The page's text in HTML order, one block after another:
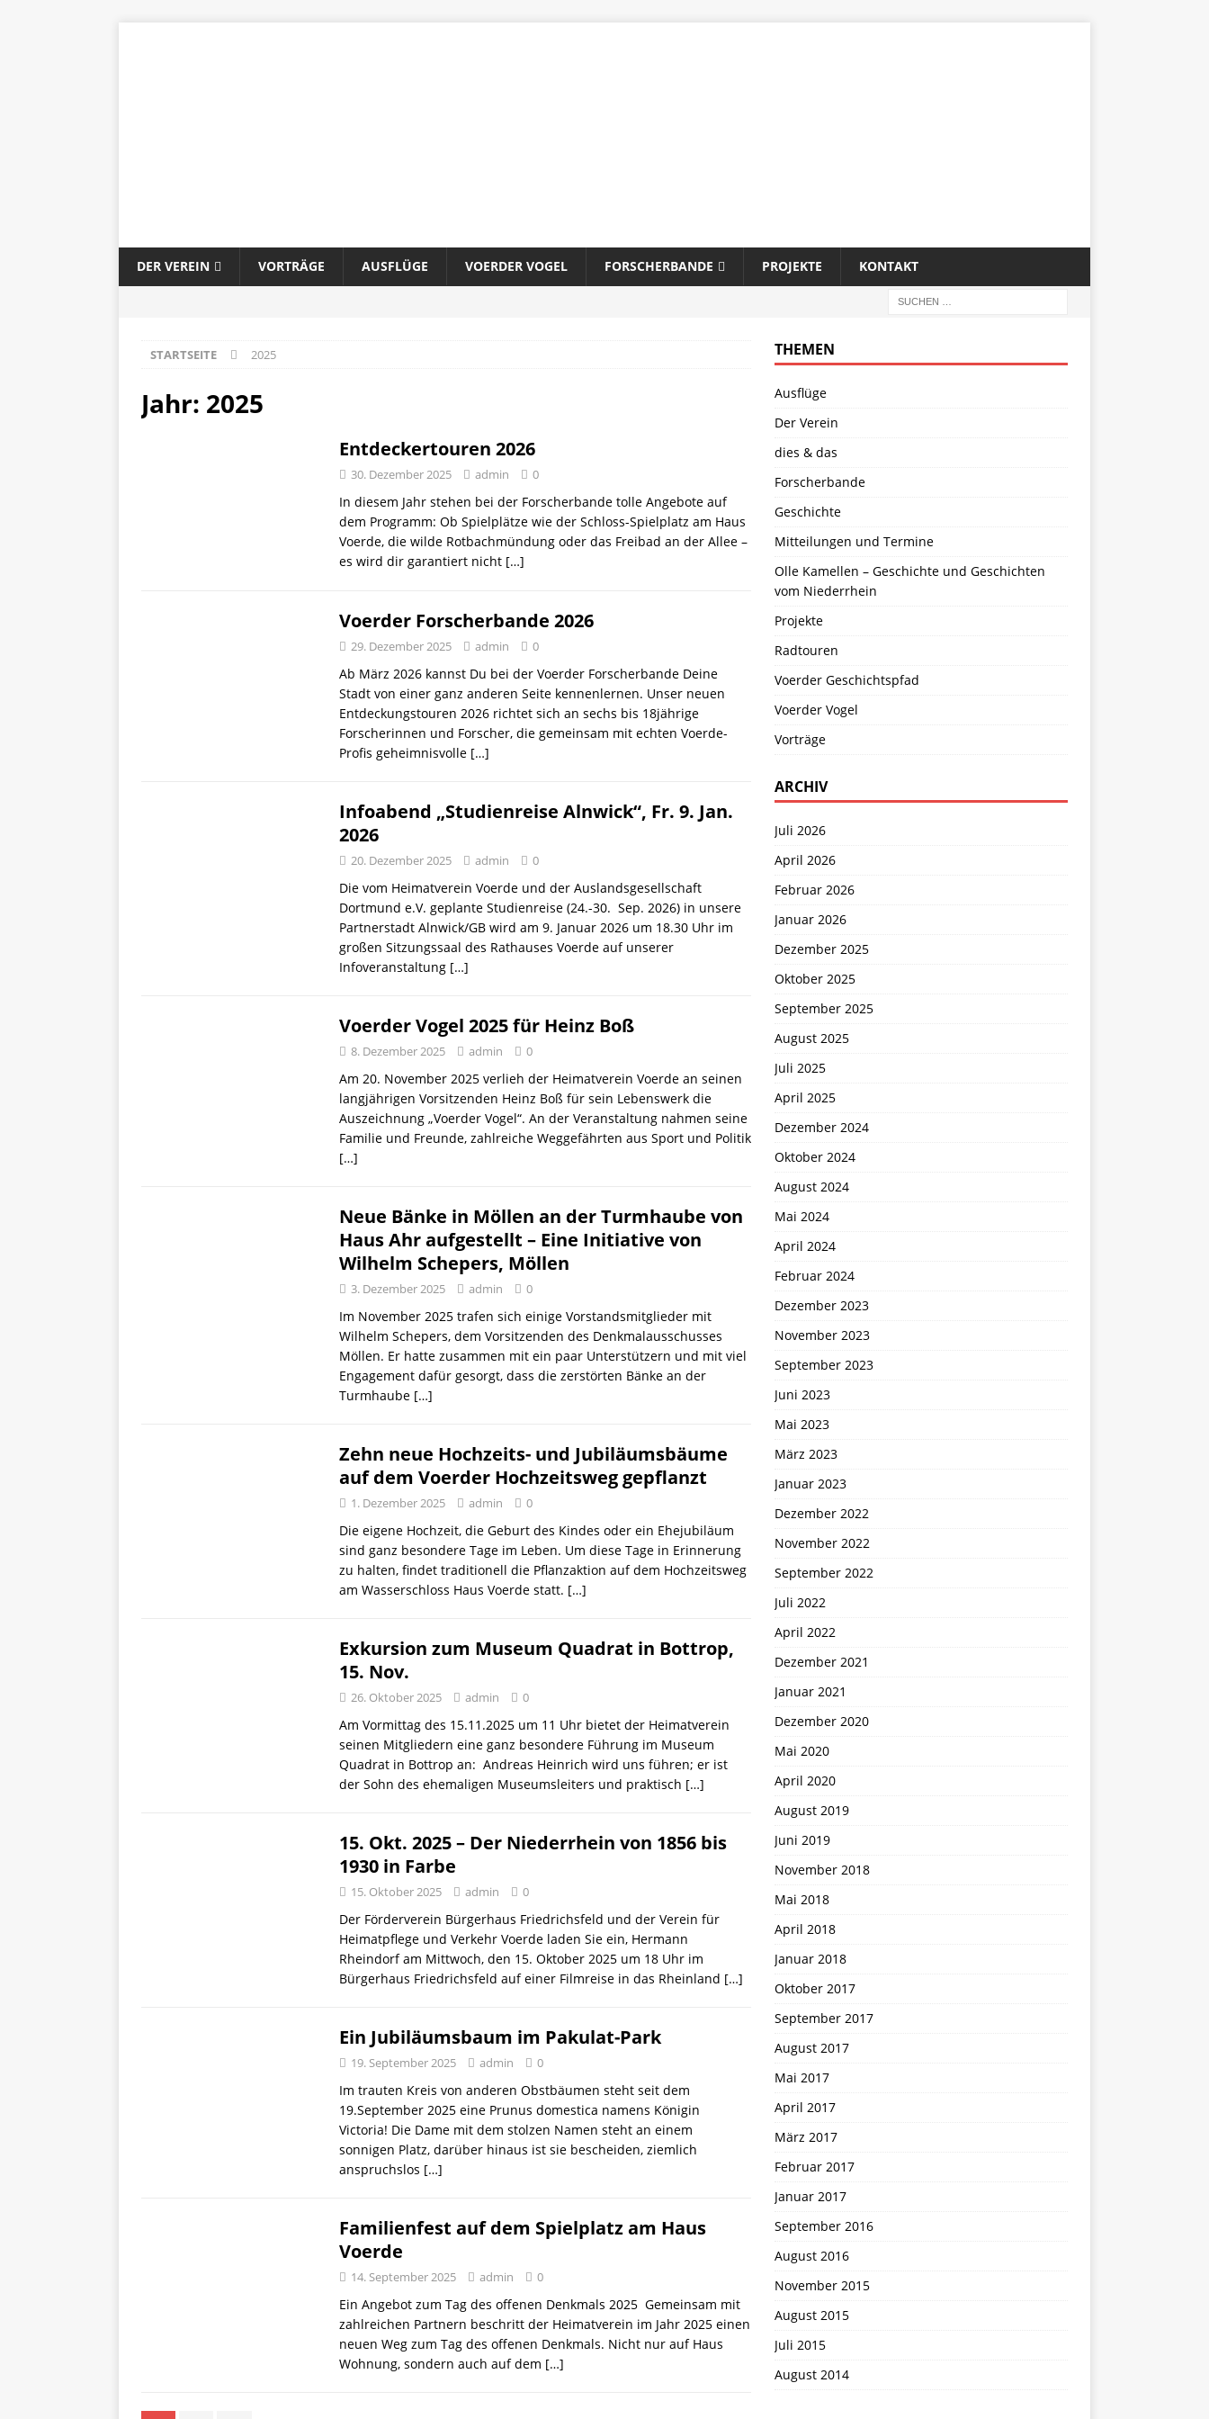
DER VEREIN VORTRÄGE AUSFLÜGE VOERDER VOGEL FORSCHERBANDE PROJEKTE KONTAKT
STARTSEITE 2025
Jahr: 2025
Entdeckertouren 2026
30. Dezember 2025 admin 0
In diesem Jahr stehen bei der Forscherbande tolle Angebote auf
dem Programm: Ob Spielplätze wie der Schloss-Spielplatz am Haus
Voerde, die wilde Rotbachmündung oder das Freibad an der Allee –
es wird dir garantiert nicht […]
Voerder Forscherbande 2026
29. Dezember 2025 admin 0
Ab März 2026 kannst Du bei der Voerder Forscherbande Deine
Stadt von einer ganz anderen Seite kennenlernen. Unser neuen
Entdeckungstouren 2026 richtet sich an sechs bis 18jährige
Forscherinnen und Forscher, die gemeinsam mit echten Voerde-
Profis geheimnisvolle […]
Infoabend „Studienreise Alnwick“, Fr. 9. Jan.
2026
20. Dezember 2025 admin 0
Die vom Heimatverein Voerde und der Auslandsgesellschaft
Dortmund e.V. geplante Studienreise (24.-30. Sep. 2026) in unsere
Partnerstadt Alnwick/GB wird am 9. Januar 2026 um 18.30 Uhr im
großen Sitzungssaal des Rathauses Voerde auf unserer
Infoveranstaltung […]
Voerder Vogel 2025 für Heinz Boß
8. Dezember 2025 admin 0
Am 20. November 2025 verlieh der Heimatverein Voerde an seinen
langjährigen Vorsitzenden Heinz Boß für sein Lebenswerk die
Auszeichnung „Voerder Vogel“. An der Veranstaltung nahmen seine
Familie und Freunde, zahlreiche Weggefährten aus Sport und Politik
[…]
Neue Bänke in Möllen an der Turmhaube von
Haus Ahr aufgestellt – Eine Initiative von
Wilhelm Schepers, Möllen
3. Dezember 2025 admin 0
Im November 2025 trafen sich einige Vorstandsmitglieder mit
Wilhelm Schepers, dem Vorsitzenden des Denkmalausschusses
Möllen. Er hatte zusammen mit ein paar Unterstützern und mit viel
Engagement dafür gesorgt, dass die zerstörten Bänke an der
Turmhaube […]
Zehn neue Hochzeits- und Jubiläumsbäume
auf dem Voerder Hochzeitsweg gepflanzt
1. Dezember 2025 admin 0
Die eigene Hochzeit, die Geburt des Kindes oder ein Ehejubiläum
sind ganz besondere Tage im Leben. Um diese Tage in Erinnerung
zu halten, findet traditionell die Pflanzaktion auf dem Hochzeitsweg
am Wasserschloss Haus Voerde statt. […]
Exkursion zum Museum Quadrat in Bottrop,
15. Nov.
26. Oktober 2025 admin 0
Am Vormittag des 15.11.2025 um 11 Uhr bietet der Heimatverein
seinen Mitgliedern eine ganz besondere Führung im Museum
Quadrat in Bottrop an: Andreas Heinrich wird uns führen; er ist
der Sohn des ehemaligen Museumsleiters und praktisch […]
15. Okt. 2025 – Der Niederrhein von 1856 bis
1930 in Farbe
15. Oktober 2025 admin 0
Der Förderverein Bürgerhaus Friedrichsfeld und der Verein für
Heimatpflege und Verkehr Voerde laden Sie ein, Hermann
Rheindorf am Mittwoch, den 15. Oktober 2025 um 18 Uhr im
Bürgerhaus Friedrichsfeld auf einer Filmreise in das Rheinland […]
Ein Jubiläumsbaum im Pakulat-Park
19. September 2025 admin 0
Im trauten Kreis von anderen Obstbäumen steht seit dem
19.September 2025 eine Prunus domestica namens Königin
Victoria! Die Dame mit dem stolzen Namen steht an einem
sonnigen Platz, darüber hinaus ist sie bescheiden, ziemlich
anspruchslos […]
Familienfest auf dem Spielplatz am Haus
Voerde
14. September 2025 admin 0
Ein Angebot zum Tag des offenen Denkmals 2025 Gemeinsam mit
zahlreichen Partnern beschritt der Heimatverein im Jahr 2025 einen
neuen Weg zum Tag des offenen Denkmals. Nicht nur auf Haus
Wohnung, sondern auch auf dem […]
THEMEN
Ausflüge
Der Verein
dies & das
Forscherbande
Geschichte
Mitteilungen und Termine
Olle Kamellen – Geschichte und Geschichten
vom Niederrhein
Projekte
Radtouren
Voerder Geschichtspfad
Voerder Vogel
Vorträge
ARCHIV
Juli 2026
April 2026
Februar 2026
Januar 2026
Dezember 2025
Oktober 2025
September 2025
August 2025
Juli 2025
April 2025
Dezember 2024
Oktober 2024
August 2024
Mai 2024
April 2024
Februar 2024
Dezember 2023
November 2023
September 2023
Juni 2023
Mai 2023
März 2023
Januar 2023
Dezember 2022
November 2022
September 2022
Juli 2022
April 2022
Dezember 2021
Januar 2021
Dezember 2020
Mai 2020
April 2020
August 2019
Juni 2019
November 2018
Mai 2018
April 2018
Januar 2018
Oktober 2017
September 2017
August 2017
Mai 2017
April 2017
März 2017
Februar 2017
Januar 2017
September 2016
August 2016
November 2015
August 2015
Juli 2015
August 2014